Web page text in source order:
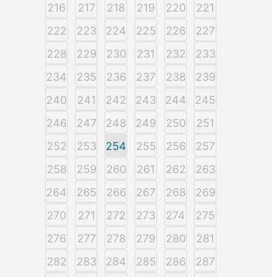
216
217 218 219 220
221
222
223 224 225 226
227
228
229 230 231 232
233
234
235 236 237 238
239
240
241 242 243 244
245
246
247 248 249 250
251
252
253 254 255 256
257
258
259 260 261 262
263
264
265 266 267 268
269
270
271 272 273 274
275
276
277 278 279 280
281
282
283 284 285 286
287